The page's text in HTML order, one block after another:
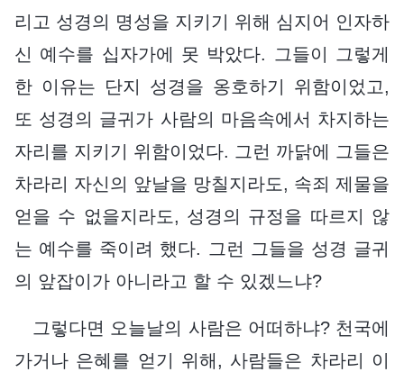
리고 성경의 명성을 지키기 위해 심지어 인자하
신 예수를 십자가에 못 박았다. 그들이 그렇게
한 이유는 단지 성경을 옹호하기 위함이었고,
또 성경의 글귀가 사람의 마음속에서 차지하는
자리를 지키기 위함이었다. 그런 까닭에 그들은
차라리 자신의 앞날을 망칠지라도, 속죄 제물을
얻을 수 없을지라도, 성경의 규정을 따르지 않
는 예수를 죽이려 했다. 그런 그들을 성경 글귀
의 앞잡이가 아니라고 할 수 있겠느냐?
그렇다면 오늘날의 사람은 어떠하냐? 천국에
가거나 은혜를 얻기 위해, 사람들은 차라리 이